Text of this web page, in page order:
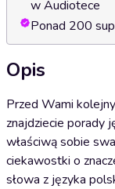
w Audiotece
Ponad 200
Opis
Przed Wami
znajdziecie porady
właściwą sobie
ciekawostki o
słowa z języka